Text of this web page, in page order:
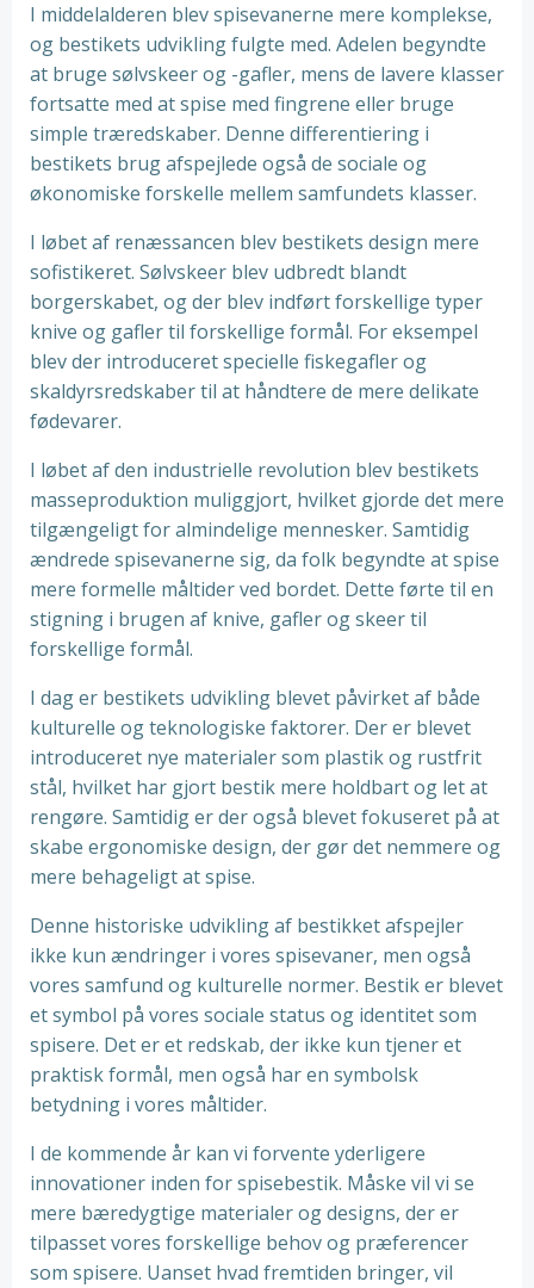
I middelalderen blev spisevanerne mere komplekse,
og bestikets udvikling fulgte med. Adelen begyndte
at bruge sølvskeer og -gafler, mens de lavere klasser
fortsatte med at spise med fingrene eller bruge
simple træredskaber. Denne differentiering i
bestikets brug afspejlede også de sociale og
økonomiske forskelle mellem samfundets klasser.
I løbet af renæssancen blev bestikets design mere
sofistikeret. Sølvskeer blev udbredt blandt
borgerskabet, og der blev indført forskellige typer
knive og gafler til forskellige formål. For eksempel
blev der introduceret specielle fiskegafler og
skaldyrsredskaber til at håndtere de mere delikate
fødevarer.
I løbet af den industrielle revolution blev bestikets
masseproduktion muliggjort, hvilket gjorde det mere
tilgængeligt for almindelige mennesker. Samtidig
ændrede spisevanerne sig, da folk begyndte at spise
mere formelle måltider ved bordet. Dette førte til en
stigning i brugen af ​​knive, gafler og skeer til
forskellige formål.
I dag er bestikets udvikling blevet påvirket af både
kulturelle og teknologiske faktorer. Der er blevet
introduceret nye materialer som plastik og rustfrit
stål, hvilket har gjort bestik mere holdbart og let at
rengøre. Samtidig er der også blevet fokuseret på at
skabe ergonomiske design, der gør det nemmere og
mere behageligt at spise.
Denne historiske udvikling af bestikket afspejler
ikke kun ændringer i vores spisevaner, men også
vores samfund og kulturelle normer. Bestik er blevet
et symbol på vores sociale status og identitet som
spisere. Det er et redskab, der ikke kun tjener et
praktisk formål, men også har en symbolsk
betydning i vores måltider.
I de kommende år kan vi forvente yderligere
innovationer inden for spisebestik. Måske vil vi se
mere bæredygtige materialer og designs, der er
tilpasset vores forskellige behov og præferencer
som spisere. Uanset hvad fremtiden bringer, vil